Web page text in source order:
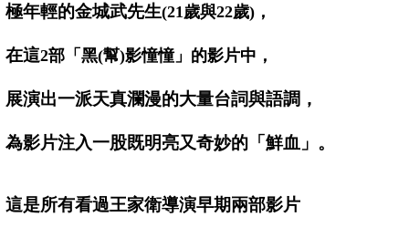
極年輕的金城武先生(21歲與22歲)，
在這2部「黑(幫)影憧憧」的影片中，
展演出一派天真瀾漫的大量台詞與語調，
為影片注入一股既明亮又奇妙的「鮮血」。
這是所有看過王家衛導演早期兩部影片